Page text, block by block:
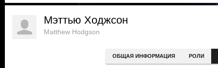
Мэттью Ходжсон
Matthew Hodgson
ОБЩАЯ ИНФОРМАЦИЯ РОЛИ